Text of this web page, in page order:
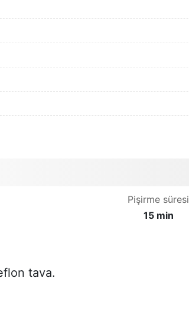
Pişirme süresi
15 min
tava.